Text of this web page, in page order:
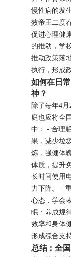
慢性病的发
效帝王二度
促进心理健
的推动，学
推动政策落
执行，形成
如何在日
神？
除了每年4
庭也应将全
中： - 合理
果，减少垃
炼，强健体
体质，提升
长时间使用
力下降。 -
心态，学会
眠：养成规
效率和身体
形成综合支
总结：全